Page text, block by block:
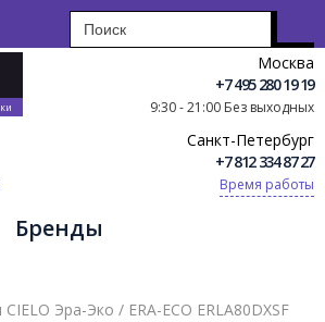
Москва
+7 495 280 19 19
9:30 - 21:00 Без выходных
Санкт-Петербург
+7 812 334 87 27
Время работы
Бренды
Эра-Эко / ERA-ECO ERLA80DXSF